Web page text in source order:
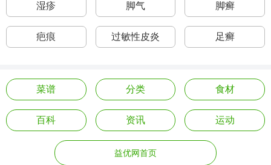
湿疹 脚气 脚癣
疤痕 过敏性皮炎 足癣
菜谱 分类 食材
百科 资讯 运动
益优网首页